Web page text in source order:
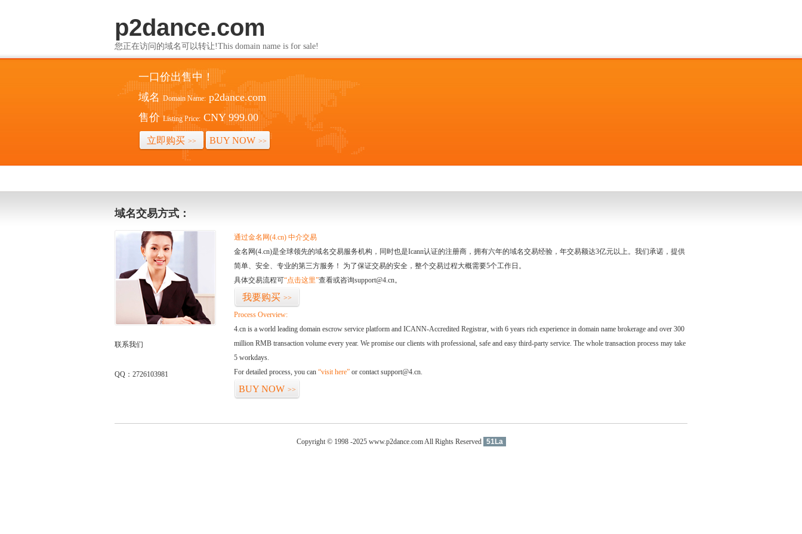
p2dance.com
您正在访问的域名可以转让!This domain name is for sale!
一口价出售中！
域名 Domain Name: p2dance.com
售价 Listing Price: CNY 999.00
立即购买 >> BUY NOW >>
域名交易方式：
联系我们
QQ：2726103981
通过金名网(4.cn) 中介交易
金名网(4.cn)是全球领先的域名交易服务机构，同时也是Icann认证的注册商，拥有六年的域名交易经验，年交易额达3亿元以上。我们承诺，提供
简单、安全、专业的第三方服务！ 为了保证交易的安全，整个交易过程大概需要5个工作日。
具体交易流程可“点击这里”查看或咨询support@4.cn。
我要购买 >>
Process Overview:
4.cn is a world leading domain escrow service platform and ICANN-Accredited Registrar, with 6 years rich experience in domain name brokerage and over 300
million RMB transaction volume every year. We promise our clients with professional, safe and easy third-party service. The whole transaction process may take
5 workdays.
For detailed process, you can “visit here” or contact support@4.cn.
BUY NOW >>
Copyright © 1998 -2025 www.p2dance.com All Rights Reserved 51La